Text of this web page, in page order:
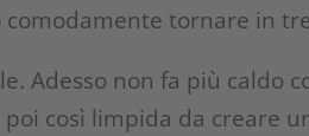
comodamente tornare in
Adesso non fa più caldo
poi così limpida da creare